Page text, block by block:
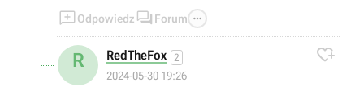
Odpowiedz  Forum 
R RedTheFox 2
2024-05-30 19:26
